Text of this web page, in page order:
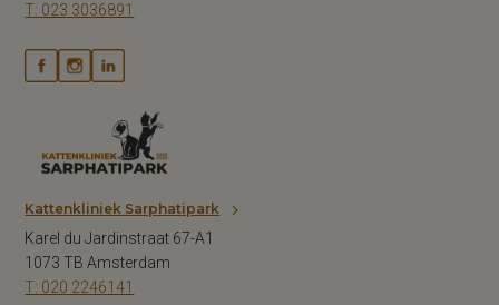
T: 023 3036891
Kattenkliniek Sarphatipark
Karel du Jardinstraat 67-A1
1073 TB Amsterdam
T: 020 2246141